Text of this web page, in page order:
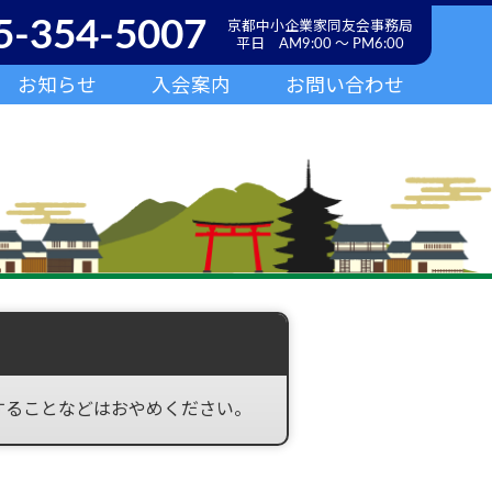
お知らせ 入会案内 お問い合わせ
354-5007
京都中小企業家同友会事務局
平日 AM9:00 ～ PM6:00
ことなどはおやめください。